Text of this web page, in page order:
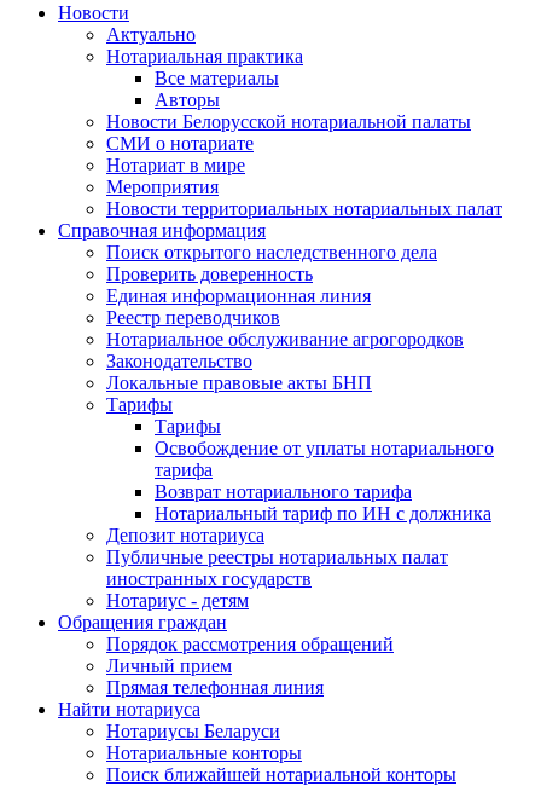
Новости
Актуально
Нотариальная практика
Все материалы
Авторы
Новости Белорусской нотариальной палаты
СМИ о нотариате
Нотариат в мире
Мероприятия
Новости территориальных нотариальных палат
Справочная информация
Поиск открытого наследственного дела
Проверить доверенность
Единая информационная линия
Реестр переводчиков
Нотариальное обслуживание агрогородков
Законодательство
Локальные правовые акты БНП
Тарифы
Тарифы
Освобождение от уплаты нотариального
тарифа
Возврат нотариального тарифа
Нотариальный тариф по ИН с должника
Депозит нотариуса
Публичные реестры нотариальных палат
иностранных государств
Нотариус - детям
Обращения граждан
Порядок рассмотрения обращений
Личный прием
Прямая телефонная линия
Найти нотариуса
Нотариусы Беларуси
Нотариальные конторы
Поиск ближайшей нотариальной конторы